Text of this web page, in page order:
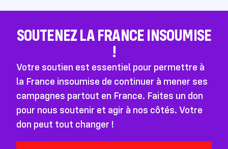
SOUTENEZ LA FRANCE INSOUMISE
!
Votre soutien est essentiel pour permettre à
la France insoumise de continuer à mener ses
campagnes partout en France. Faites un don
pour nous soutenir et agir à nos côtés. Votre
don peut tout changer !